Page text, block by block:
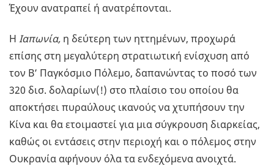
Έχουν ανατραπεί ή ανατρέπονται.
Η Ιαπωνία, η δεύτερη των ηττημένων, προχωρά
επίσης στη μεγαλύτερη στρατιωτική ενίσχυση από
τον Β’ Παγκόσμιο Πόλεμο, δαπανώντας το ποσό των
320 δισ. δολαρίων(!) στο πλαίσιο του οποίου θα
αποκτήσει πυραύλους ικανούς να χτυπήσουν την
Κίνα και θα ετοιμαστεί για μια σύγκρουση διαρκείας,
καθώς οι εντάσεις στην περιοχή και ο πόλεμος στην
Ουκρανία αφήνουν όλα τα ενδεχόμενα ανοιχτά.